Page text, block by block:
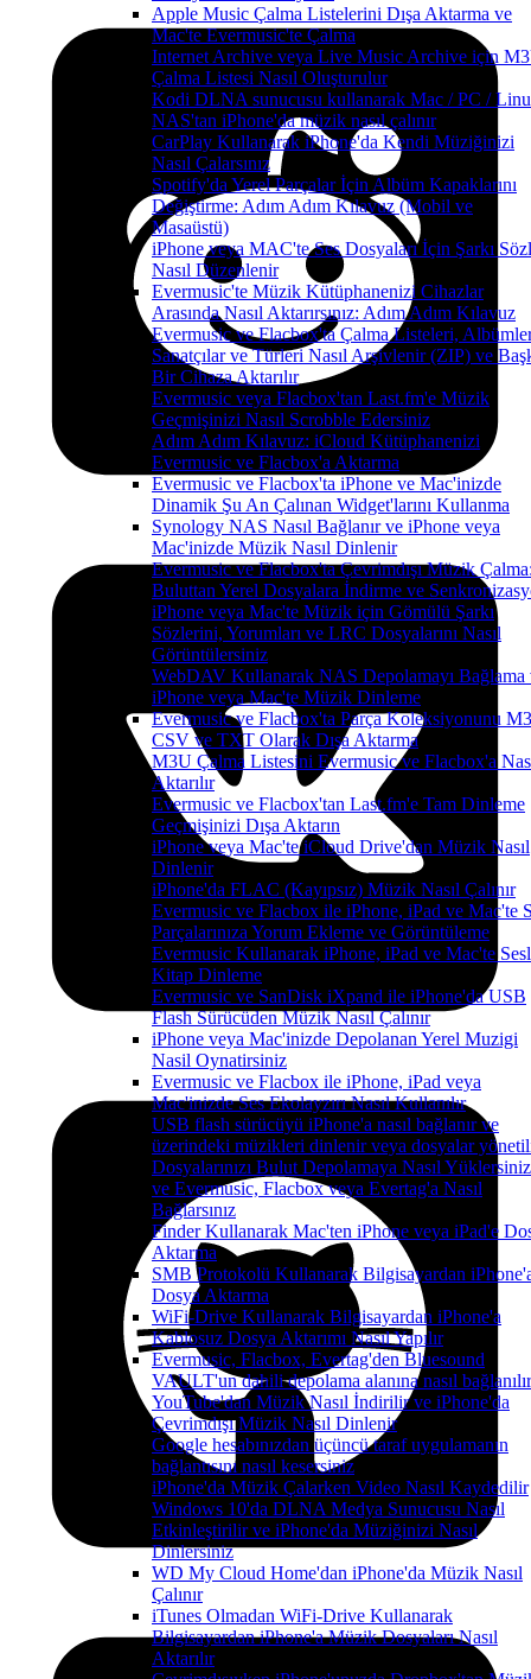
Apple Music Çalma Listelerini Dışa Aktarma ve
Mac'te Evermusic'te Çalma
Internet Archive veya Live Music Archive için
Çalma Listesi Nasıl Oluşturulur
Kodi DLNA sunucusu kullanarak Mac / PC /
NAS'tan iPhone'da müzik nasıl çalınır
CarPlay Kullanarak iPhone'da Kendi Müziğinizi
Nasıl Çalarsınız
Spotify'da Yerel Parçalar İçin Albüm Kapaklarını
Değiştirme: Adım Adım Kılavuz (Mobil ve
Masaüstü)
iPhone veya MAC'te Ses Dosyaları İçin Şarkı
Nasıl Düzenlenir
Evermusic'te Müzik Kütüphanenizi Cihazlar
Arasında Nasıl Aktarırsınız: Adım Adım Kılavuz
Evermusic ve Flacbox'ta Çalma Listeleri,
Sanatçılar ve Türleri Nasıl Arşivlenir (ZIP) ve
Bir Cihaza Aktarılır
Evermusic veya Flacbox'tan Last.fm'e Müzik
Geçmişinizi Nasıl Scrobble Edersiniz
Adım Adım Kılavuz: iCloud Kütüphanenizi
Evermusic ve Flacbox'a Aktarma
Evermusic ve Flacbox'ta iPhone ve Mac'inizde
Dinamik Şu An Çalınan Widget'larını Kullanma
Synology NAS Nasıl Bağlanır ve iPhone veya
Mac'inizde Müzik Nasıl Dinlenir
Evermusic ve Flacbox'ta Çevrimdışı Müzik
Buluttan Yerel Dosyalara İndirme ve
iPhone veya Mac'te Müzik için Gömülü Şarkı
Sözlerini, Yorumları ve LRC Dosyalarını Nasıl
Görüntülersiniz
WebDAV Kullanarak NAS Depolamayı Bağlama
iPhone veya Mac'te Müzik Dinleme
Evermusic ve Flacbox'ta Parça Koleksiyonunu
CSV ve TXT Olarak Dışa Aktarma
M3U Çalma Listesini Evermusic ve Flacbox'a
Aktarılır
Evermusic ve Flacbox'tan Last.fm'e Tam Dinleme
Geçmişinizi Dışa Aktarın
iPhone veya Mac'te iCloud Drive'dan Müzik Nasıl
Dinlenir
iPhone'da FLAC (Kayıpsız) Müzik Nasıl Çalınır
Evermusic ve Flacbox ile iPhone, iPad ve Mac'te
Parçalarınıza Yorum Ekleme ve Görüntüleme
Evermusic Kullanarak iPhone, iPad ve Mac'te
Kitap Dinleme
Evermusic ve SanDisk iXpand ile iPhone'da USB
Flash Sürücüden Müzik Nasıl Çalınır
iPhone veya Mac'inizde Depolanan Yerel Muzigi
Nasil Oynatirsiniz
Evermusic ve Flacbox ile iPhone, iPad veya
Mac'inizde Ses Ekolayzırı Nasıl Kullanılır
USB flash sürücüyü iPhone'a nasıl bağlanır ve
üzerindeki müzikleri dinlenir veya dosyalar
Dosyalarınızı Bulut Depolamaya Nasıl Yüklersiniz
ve Evermusic, Flacbox veya Evertag'a Nasıl
Bağlarsınız
Finder Kullanarak Mac'ten iPhone veya iPad'e
Aktarma
SMB Protokolü Kullanarak Bilgisayardan
Dosya Aktarma
WiFi-Drive Kullanarak Bilgisayardan iPhone'a
Kablosuz Dosya Aktarımı Nasıl Yapılır
Evermusic, Flacbox, Evertag'den Bluesound
VAULT'un dahili depolama alanına nasıl bağlanılır
YouTube'dan Müzik Nasıl İndirilir ve iPhone'da
Çevrimdışı Müzik Nasıl Dinlenir
Google hesabınızdan üçüncü taraf uygulamanın
bağlantısını nasıl kesersiniz
iPhone'da Müzik Çalarken Video Nasıl Kaydedilir
Windows 10'da DLNA Medya Sunucusu Nasıl
Etkinleştirilir ve iPhone'da Müziğinizi Nasıl
Dinlersiniz
WD My Cloud Home'dan iPhone'da Müzik Nasıl
Çalınır
iTunes Olmadan WiFi-Drive Kullanarak
Bilgisayardan iPhone'a Müzik Dosyaları Nasıl
Aktarılır